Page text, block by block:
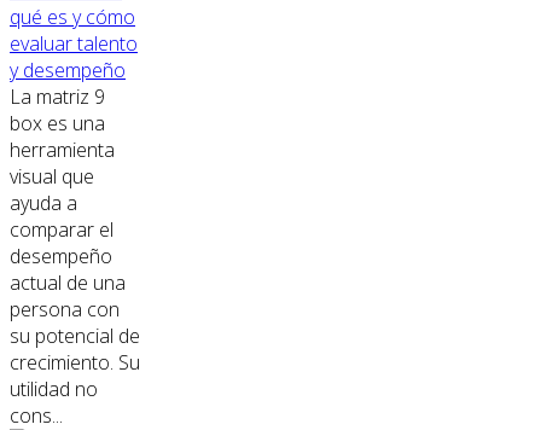
qué es y cómo
evaluar talento
y desempeño
La matriz 9
box es una
herramienta
visual que
ayuda a
comparar el
desempeño
actual de una
persona con
su potencial de
crecimiento. Su
utilidad no
cons...